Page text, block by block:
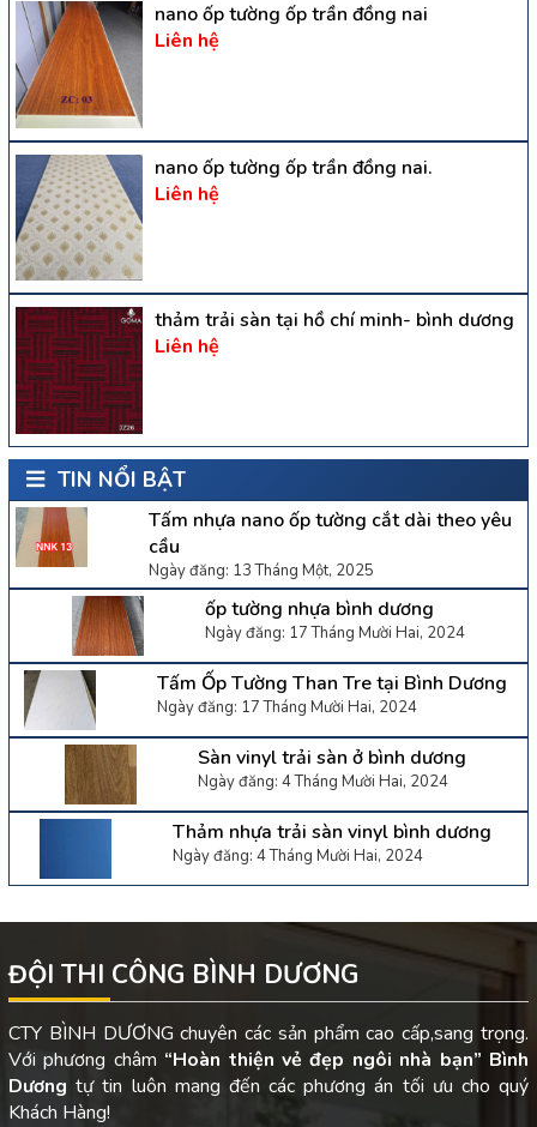
nano ốp tường ốp trần đồng nai
Liên hệ
nano ốp tường ốp trần đồng nai.
Liên hệ
thảm trải sàn tại hồ chí minh- bình dương
Liên hệ
TIN NỔI BẬT
Tấm nhựa nano ốp tường cắt dài theo yêu
cầu
Ngày đăng: 13 Tháng Một, 2025
ốp tường nhựa bình dương
Ngày đăng: 17 Tháng Mười Hai, 2024
Tấm Ốp Tường Than Tre tại Bình Dương
Ngày đăng: 17 Tháng Mười Hai, 2024
Sàn vinyl trải sàn ở bình dương
Ngày đăng: 4 Tháng Mười Hai, 2024
Thảm nhựa trải sàn vinyl bình dương
Ngày đăng: 4 Tháng Mười Hai, 2024
ĐỘI THI CÔNG BÌNH DƯƠNG
CTY BÌNH DƯƠNG chuyên các sản phẩm cao cấp,sang trọng.
Với phương châm “Hoàn thiện vẻ đẹp ngôi nhà bạn” Bình
Dươngtự tin luôn mang đến các phương án tối ưu cho quý
Khách Hàng!